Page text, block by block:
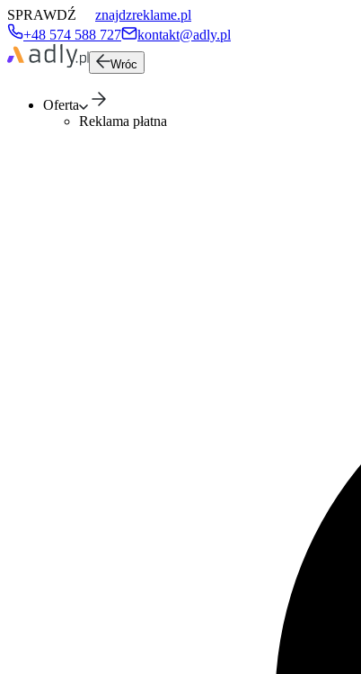
SPRAWDŹ
znajdzreklame.pl
+48 574 588 727
kontakt@adly.pl
Wróc
Oferta
Reklama płatna